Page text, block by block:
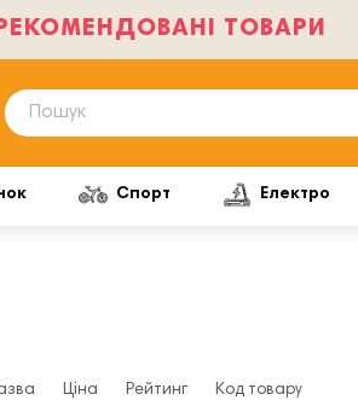
ТОВАРИ
Спорт Електро
Ціна Рейтинг Код товару